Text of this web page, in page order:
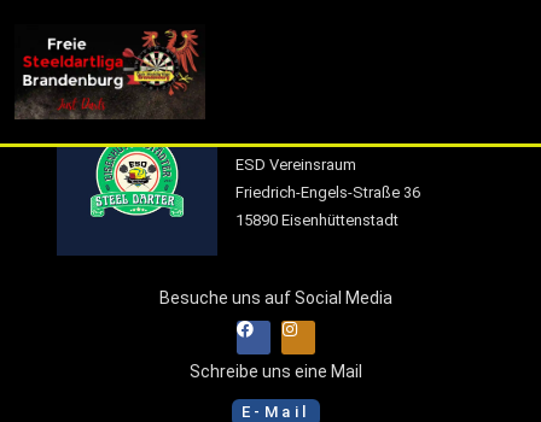
info (at) fsdl-brandenburg.de
ESD Vereinsraum
Friedrich-Engels-Straße 36
15890 Eisenhüttenstadt
Besuche uns auf Social Media
Schreibe uns eine Mail
E-Mail